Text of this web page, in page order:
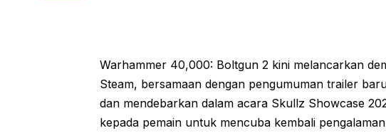
Warhammer 40,000: Boltgun 2 kini melancarkan
Steam, bersamaan dengan pengumuman trailer
dan mendebarkan dalam acara Skullz Showcase
kepada pemain untuk mencuba kembali